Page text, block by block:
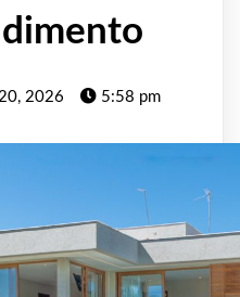
2026 5:58 pm